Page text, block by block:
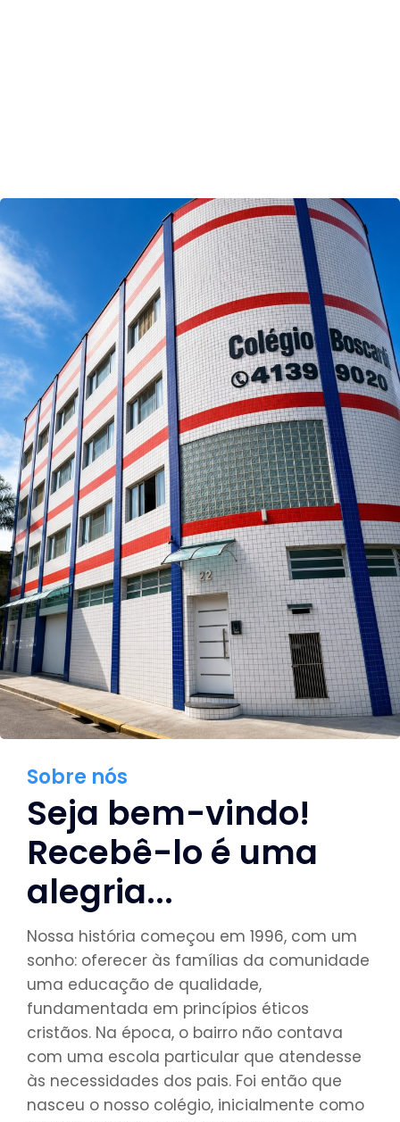
Sobre nós
Seja bem-vindo!
Recebê-lo é uma
alegria...
Nossa história começou em 1996, com um
sonho: oferecer às famílias da comunidade
uma educação de qualidade,
fundamentada em princípios éticos
cristãos. Na época, o bairro não contava
com uma escola particular que atendesse
às necessidades dos pais. Foi então que
nasceu o nosso colégio, inicialmente como